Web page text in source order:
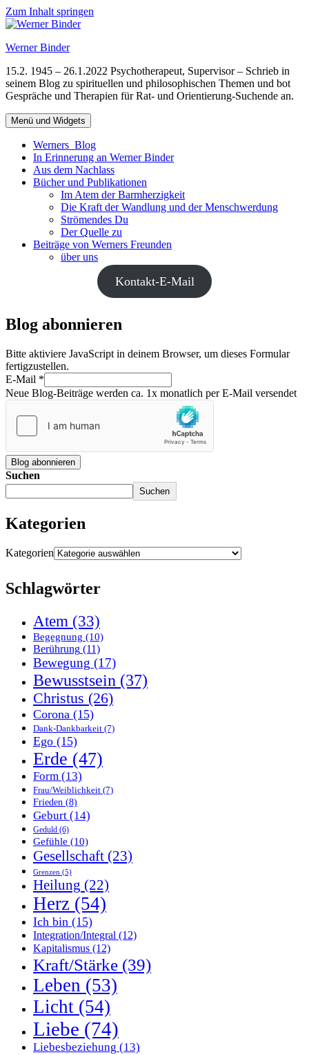
Zum Inhalt springen
Werner Binder
15.2. 1945 – 26.1.2022 Psychotherapeut, Supervisor – Schrieb in
seinem Blog zu spirituellen und philosophischen Themen und bot
Gespräche und Therapien für Rat- und Orientierung-Suchende an.
Menü und Widgets
Werners Blog
In Erinnerung an Werner Binder
Aus dem Nachlass
Bücher und Publikationen
Im Atem der Barmherzigkeit
Die Kraft der Wandlung und der Menschwerdung
Strömendes Du
Der Quelle zu
Beiträge von Werners Freunden
über uns
Kontakt-E-Mail
Blog abonnieren
Bitte aktiviere JavaScript in deinem Browser, um dieses Formular
fertigzustellen.
E-Mail *
Neue Blog-Beiträge werden ca. 1x monatlich per E-Mail versendet
Blog abonnieren
Suchen
Suchen
Kategorien
Kategorien
Schlagwörter
Atem (33)
Begegnung (10)
Berührung (11)
Bewegung (17)
Bewusstsein (37)
Christus (26)
Corona (15)
Dank-Dankbarkeit (7)
Ego (15)
Erde (47)
Form (13)
Frau/Weiblichkeit (7)
Frieden (8)
Geburt (14)
Geduld (6)
Gefühle (10)
Gesellschaft (23)
Grenzen (5)
Heilung (22)
Herz (54)
Ich bin (15)
Integration/Integral (12)
Kapitalismus (12)
Kraft/Stärke (39)
Leben (53)
Licht (54)
Liebe (74)
Liebesbeziehung (13)